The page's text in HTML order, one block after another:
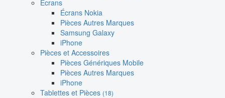
Écrans
Écrans Nokia
Pièces Autres Marques
Samsung Galaxy
iPhone
Pièces et Accessoires
Pièces Génériques Mobile
Pièces Autres Marques
iPhone
Tablettes et Pièces (18)